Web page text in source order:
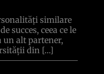
similare
succes, ceea ce le
un alt partener,
din […]